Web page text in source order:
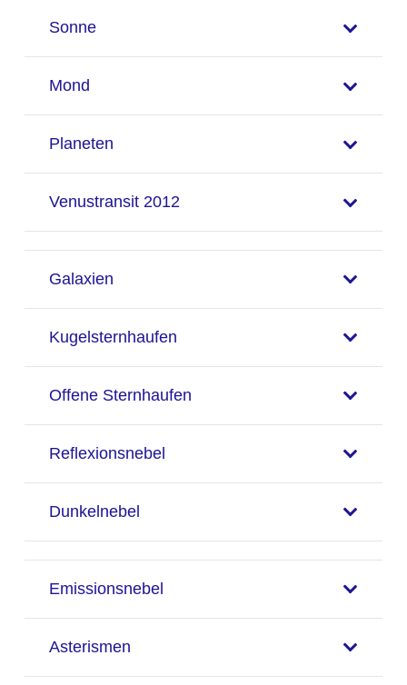
Sonne
Mond
Planeten
Venustransit 2012
Galaxien
Kugelsternhaufen
Offene Sternhaufen
Reflexionsnebel
Dunkelnebel
Emissionsnebel
Asterismen